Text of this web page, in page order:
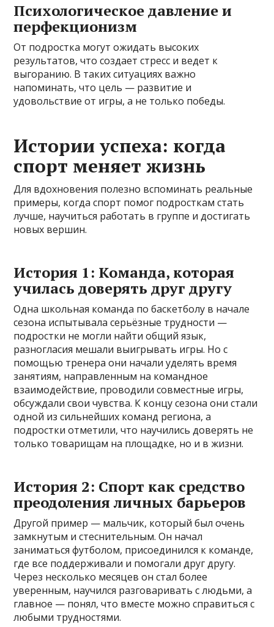
Психологическое давление и
перфекционизм
От подростка могут ожидать высоких
результатов, что создает стресс и ведет к
выгоранию. В таких ситуациях важно
напоминать, что цель — развитие и
удовольствие от игры, а не только победы.
Истории успеха: когда
спорт меняет жизнь
Для вдохновения полезно вспоминать реальные
примеры, когда спорт помог подросткам стать
лучше, научиться работать в группе и достигать
новых вершин.
История 1: Команда, которая
училась доверять друг другу
Одна школьная команда по баскетболу в начале
сезона испытывала серьёзные трудности —
подростки не могли найти общий язык,
разногласия мешали выигрывать игры. Но с
помощью тренера они начали уделять время
занятиям, направленным на командное
взаимодействие, проводили совместные игры,
обсуждали свои чувства. К концу сезона они стали
одной из сильнейших команд региона, а
подростки отметили, что научились доверять не
только товарищам на площадке, но и в жизни.
История 2: Спорт как средство
преодоления личных барьеров
Другой пример — мальчик, который был очень
замкнутым и стеснительным. Он начал
заниматься футболом, присоединился к команде,
где все поддерживали и помогали друг другу.
Через несколько месяцев он стал более
уверенным, научился разговаривать с людьми, а
главное — понял, что вместе можно справиться с
любыми трудностями.